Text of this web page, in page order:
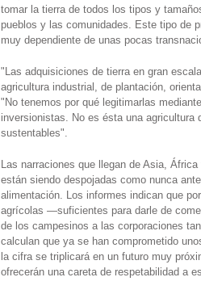
tomar la tierra de todos los tipos y
pueblos y las comunidades. Este tipo de
muy dependiente de unas pocas
"Las adquisiciones de tierra en gran
agricultura industrial, de plantación,
"No tenemos por qué legitimarlas
inversionistas. No es ésta una
sustentables".
Las narraciones que llegan de Asia,
están siendo despojadas como nunca
alimentación. Los informes indican que
agrícolas —suficientes para darle de
de los campesinos a las corporaciones
calculan que ya se han comprometido
la cifra se triplicará en un futuro muy
ofrecerán una careta de respetabilidad a